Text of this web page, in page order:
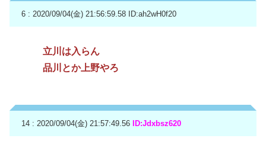
6 : 2020/09/04(金) 21:56:59.58 ID:ah2wH0f20
立川は入らん
品川とか上野やろ
14 : 2020/09/04(金) 21:57:49.56 ID:Jdxbsz620